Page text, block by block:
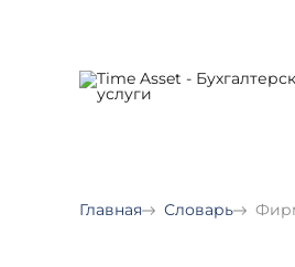
Главная Словарь